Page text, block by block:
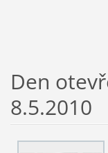
Den
8.5.2010